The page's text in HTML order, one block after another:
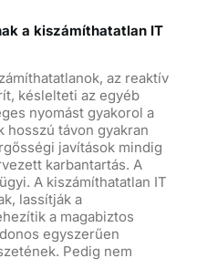
a kiszámíthatatlan IT
az reaktív
késlelteti az egyéb
nyomást gyakorol a
hosszú távon gyakran
javítások mindig
karbantartás. A
A kiszámíthatatlan IT
lassítják a
a magabiztos
egyszerűen
Pedig nem